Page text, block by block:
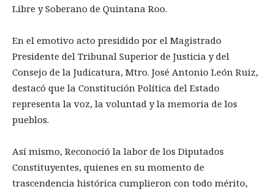
Libre y Soberano de Quintana Roo.
En el emotivo acto presidido por el Magistrado
Presidente del Tribunal Superior de Justicia y del
Consejo de la Judicatura, Mtro. José Antonio León Ruiz,
destacó que la Constitución Política del Estado
representa la voz, la voluntad y la memoria de los
pueblos.
Así mismo, Reconoció la labor de los Diputados
Constituyentes, quienes en su momento de
trascendencia histórica cumplieron con todo mérito,